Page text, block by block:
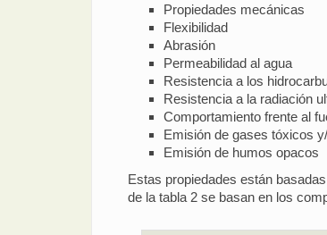
Propiedades mecánicas
Flexibilidad
Abrasión
Permeabilidad al agua
Resistencia a los
Resistencia a la radiación
Comportamiento frente al
Emisión de gases tóxicos
Emisión de humos opacos
Estas propiedades están
de la tabla 2 se basan en los